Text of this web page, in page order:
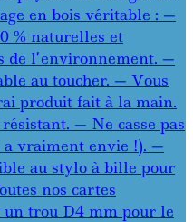
en bois véritable : —
% naturelles et
de l’environnement. —
au toucher. — Vous
produit fait à la main.
— Ne casse pas
a vraiment envie !). —
au stylo à bille pour
nos cartes
un trou D4 mm pour le